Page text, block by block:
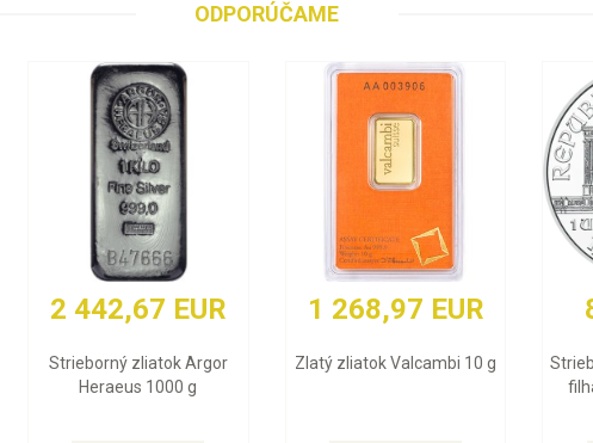
ODPORÚČAME
Argor
g
1 268,97 EUR
Zlatý zliatok Valcambi 10 g
87,98 EUR
Strieborná minca Viedenskí
filharmonici 2026, 1 oz